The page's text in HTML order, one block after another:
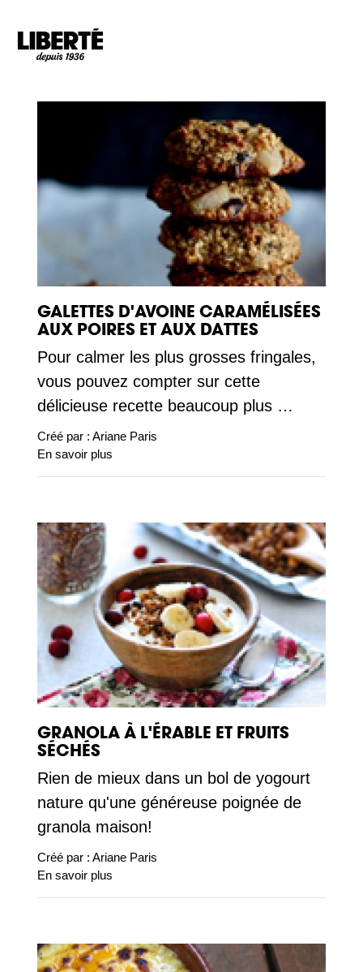
GALETTES D'AVOINE CARAMÉLISÉES
AUX POIRES ET AUX DATTES
Pour calmer les plus grosses fringales,
vous pouvez compter sur cette
délicieuse recette beaucoup plus …
Créé par : Ariane Paris
En savoir plus
GRANOLA À L'ÉRABLE ET FRUITS
SÉCHÉS
Rien de mieux dans un bol de yogourt
nature qu'une généreuse poignée de
granola maison!
Créé par : Ariane Paris
En savoir plus